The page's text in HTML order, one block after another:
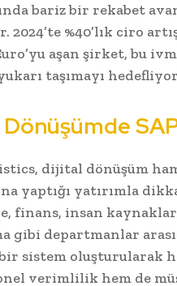
bariz bir rekabet
2024’te %40’lık ciro
aşan şirket, bu
taşımayı
dijital dönüşüm
yaptığı yatırımla
finans, insan
gibi departmanlar
sistem oluşturularak
verimlilik hem de